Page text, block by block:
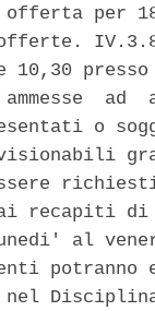
per
10,30
o
visionabili
recapiti
al